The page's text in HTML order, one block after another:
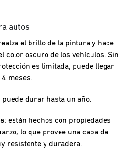
autos
el brillo de la pintura y hace
color oscuro de los vehículos. Sin
es limitada, puede llegar
meses.
puede durar hasta un año.
: están hechos con propiedades
lo que provee una capa de
resistente y duradera.